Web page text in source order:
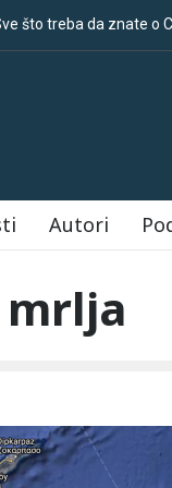
što treba da znate o
Autori